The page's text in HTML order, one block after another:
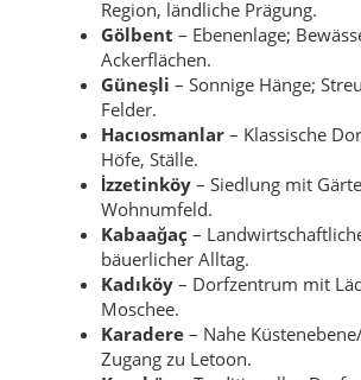
Region, ländliche Prägung.
Gölbent – Ebenenlage;
Ackerflächen.
Güneşli – Sonnige Hänge;
Felder.
Hacıosmanlar – Klassische
Höfe, Ställe.
İzzetinköy – Siedlung mit
Wohnumfeld.
Kabaağaç –
bäuerlicher Alltag.
Kadıköy – Dorfzentrum mit
Moschee.
Karadere – Nahe
Zugang zu Letoon.